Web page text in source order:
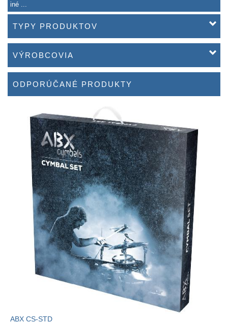
iné ...
TYPY PRODUKTOV
VÝROBCOVIA
ODPORÚČANÉ PRODUKTY
ABX CS-STD